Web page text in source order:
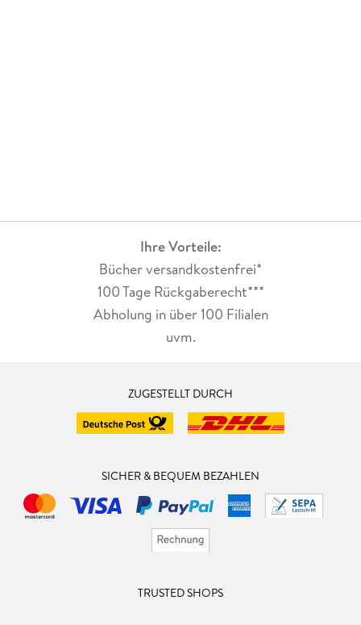
Ihre Vorteile:
Bücher versandkostenfrei*
100 Tage Rückgaberecht***
Abholung in über 100 Filialen
uvm.
ZUGESTELLT DURCH
SICHER & BEQUEM BEZAHLEN
TRUSTED SHOPS